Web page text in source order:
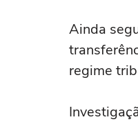
Ainda
regime